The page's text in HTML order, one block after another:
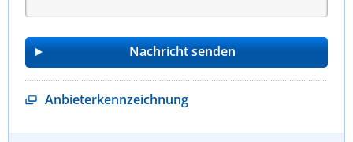
Anbieterkennzeichnung